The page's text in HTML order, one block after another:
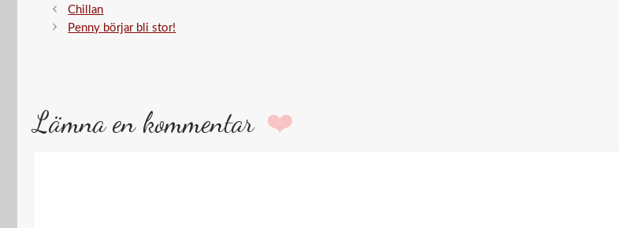
Chillan
Penny börjar bli stor!
Lämna en kommentar